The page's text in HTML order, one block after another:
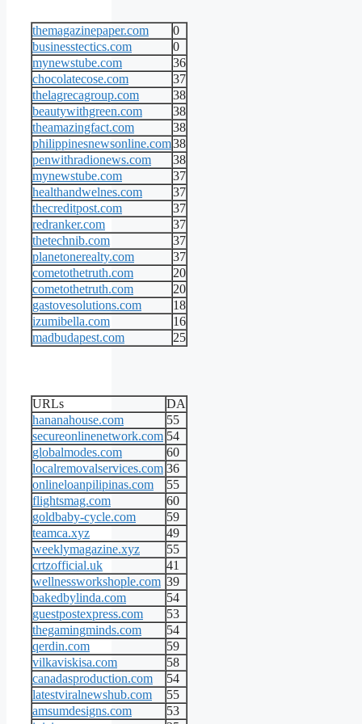
themagazinepaper.com
0
businesstectics.com
0
mynewstube.com
36
chocolatecose.com
37
thelagrecagroup.com
38
beautywithgreen.com
38
theamazingfact.com
38
philippinesnewsonline.com38
penwithradionews.com
38
mynewstube.com
37
healthandwelnes.com
37
thecreditpost.com
37
redranker.com
37
thetechnib.com
37
planetonerealty.com
37
cometothetruth.com
20
cometothetruth.com
20
gastovesolutions.com
18
izumibella.com
16
madbudapest.com
25
URLs
DA
hananahouse.com
55
secureonlinenetwork.com 54
globalmodes.com
60
localremovalservices.com 36
onlineloanpilipinas.com
55
flightsmag.com
60
goldbaby-cycle.com
59
teamca.xyz
49
weeklymagazine.xyz
55
crtzofficial.uk
41
wellnessworkshople.com 39
bakedbylinda.com
54
guestpostexpress.com
53
thegamingminds.com
54
qerdin.com
59
vilkaviskisa.com
58
canadasproduction.com
54
latestviralnewshub.com
55
amsumdesigns.com
53